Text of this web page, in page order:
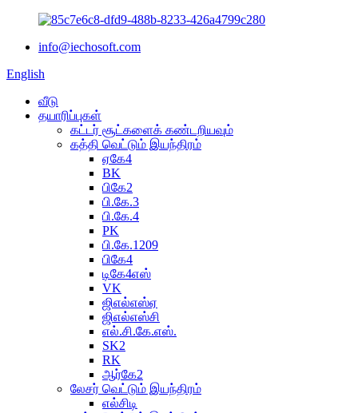
info@iechosoft.com
English
வீடு
தயாரிப்புகள்
கட்டர் சூட்களைக் கண்டறியவும்
கத்தி வெட்டும் இயந்திரம்
ஏகே4
BK
பிகே2
பி.கே.3
பி.கே.4
PK
பி.கே.1209
பிகே4
டிகே4எஸ்
VK
ஜிஎல்எஸ்ஏ
ஜிஎல்எஸ்சி
எல்.சி.கே.எஸ்.
SK2
RK
ஆர்கே2
லேசர் வெட்டும் இயந்திரம்
எல்சிடி